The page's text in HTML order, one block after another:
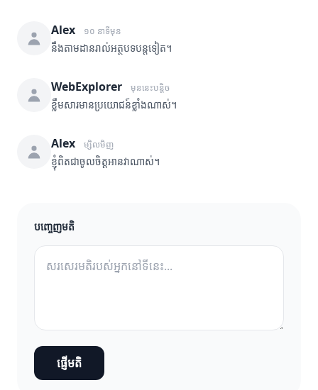
Alex ១០ នាទីមុន
នឹងតាមដានរាល់អត្ថបទបន្តទៀត។
WebExplorer មុននេះបន្តិច
ខ្លឹមសារមានប្រយោជន៍ខ្លាំងណាស់។
Alex ម្សិលមិញ
ខ្ញុំពិតជាចូលចិត្តអានវាណាស់។
បញ្ចេញមតិ
ផ្ញើមតិ